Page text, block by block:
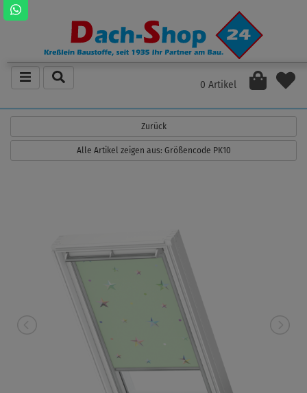
0 Artikel
Zurück
Alle Artikel zeigen aus: Größencode PK10